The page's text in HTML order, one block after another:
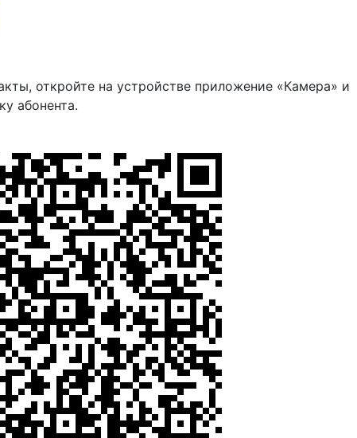
откройте на устройстве приложение «Камера» и
абонента.